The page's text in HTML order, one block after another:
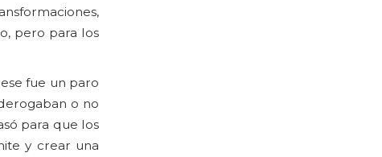
pero para los
fue un paro
o no
para que los
y crear una